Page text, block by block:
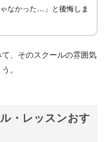
ゃなかった…」と後悔しま
、そのスクールの雰囲気
。
・レッスンおす